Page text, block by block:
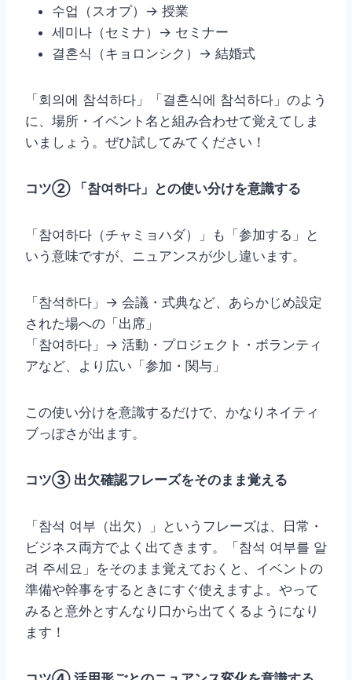
수업（スオプ）→ 授業
세미나（セミナ）→ セミナー
결혼식（キョロンシク）→ 結婚式
「회의에 참석하다」「결혼식에 참석하다」のよう
に、場所・イベント名と組み合わせて覚えてしま
いましょう。ぜひ試してみてください！
コツ② 「참여하다」との使い分けを意識する
「참여하다（チャミョハダ）」も「参加する」と
いう意味ですが、ニュアンスが少し違います。
「참석하다」→ 会議・式典など、あらかじめ設定
された場への「出席」
「참여하다」→ 活動・プロジェクト・ボランティ
アなど、より広い「参加・関与」
この使い分けを意識するだけで、かなりネイティ
ブっぽさが出ます。
コツ③ 出欠確認フレーズをそのまま覚える
「참석 여부（出欠）」というフレーズは、日常・
ビジネス両方でよく出てきます。「참석 여부를 알
려 주세요」をそのまま覚えておくと、イベントの
準備や幹事をするときにすぐ使えますよ。やって
みると意外とすんなり口から出てくるようになり
ます！